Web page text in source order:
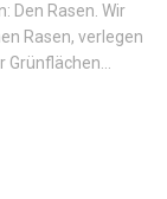
Den Rasen. Wir
Rasen, verlegen